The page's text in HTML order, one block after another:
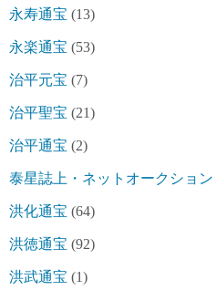
永寿通宝 (13)
永楽通宝 (53)
治平元宝 (7)
治平聖宝 (21)
治平通宝 (2)
泰星誌上・ネットオークション
洪化通宝 (64)
洪徳通宝 (92)
洪武通宝 (1)